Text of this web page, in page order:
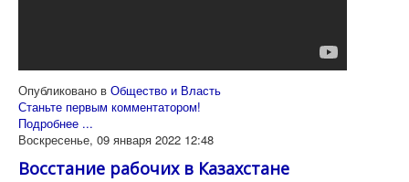
Опубликовано в Общество и Власть
Станьте первым комментатором!
Подробнее ...
Воскресенье, 09 января 2022 12:48
Восстание рабочих в Казахстане